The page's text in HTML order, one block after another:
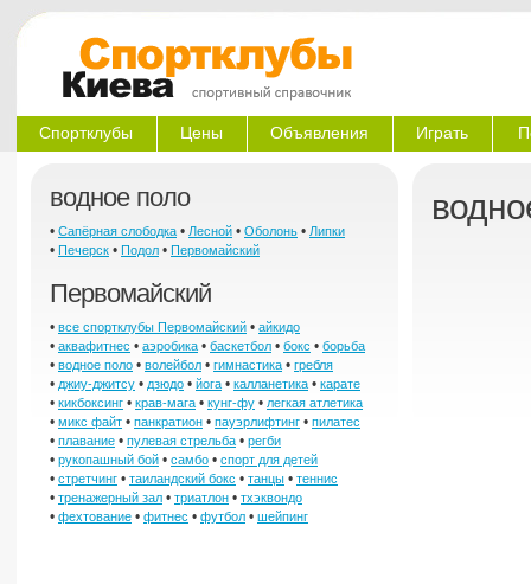
Спортклубы Цены Объявления Играть
водное поло
• Сапёрная слободка • Лесной • Оболонь • Липки
• Печерск • Подол • Первомайский
Первомайский
• все спортклубы Первомайский • айкидо
• аквафитнес • аэробика • баскетбол • бокс • борьба
• водное поло • волейбол • гимнастика • гребля
• джиу-джитсу • дзюдо • йога • калланетика • карате
• кикбоксинг • крав-мага • кунг-фу • легкая атлетика
• микс файт • панкратион • пауэрлифтинг • пилатес
• плавание • пулевая стрельба • регби
• рукопашный бой • самбо • спорт для детей
• стретчинг • таиландский бокс • танцы • теннис
• тренажерный зал • триатлон • тхэквондо
• фехтование • фитнес • футбол • шейпинг